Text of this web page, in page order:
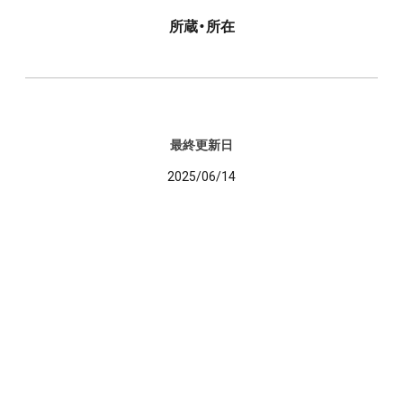
所蔵・所在
最終更新日
2025/06/14